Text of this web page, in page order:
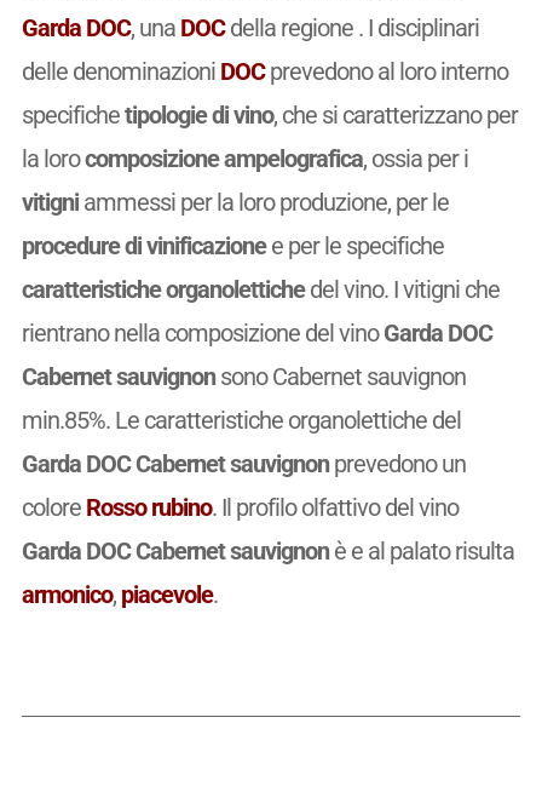
Garda DOC, una DOCdella regione . I disciplinari
delle denominazioni DOCprevedono al loro interno
specifichetipologie di vino, che si caratterizzano per
la lorocomposizione ampelografica, ossia per i
vitigniammessi per la loro produzione, per le
procedure di vinificazionee per le specifiche
caratteristiche organolettichedel vino. I vitigni che
rientrano nella composizione del vinoGarda DOC
Cabernet sauvignonsono Cabernet sauvignon
min.85%. Le caratteristiche organolettiche del
Garda DOC Cabernet sauvignonprevedono un
colore Rosso rubino. Il profilo olfattivo del vino
Garda DOC Cabernet sauvignonè e al palato risulta
armonico, piacevole.